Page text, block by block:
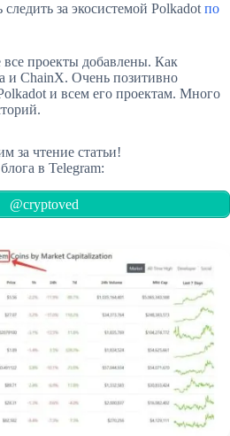
за экосистемой Polkadot по
проекты добавлены. Как
и ChainX. Очень позитивно
и всем его проектам. Много
за чтение статьи!
в Telegram:
@cryptoved